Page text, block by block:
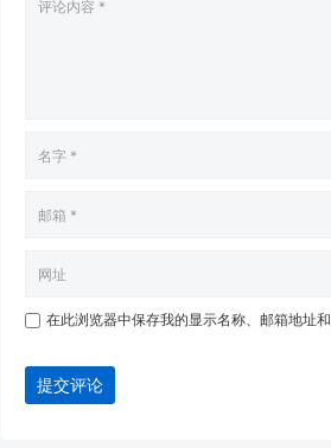
在此浏览器中保存我的显示名称、邮箱地址
提交评论